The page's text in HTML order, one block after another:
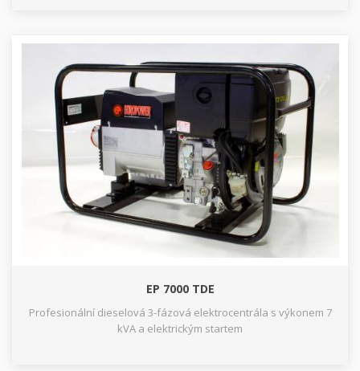
EP 7000 TDE
Profesionální dieselová 3-fázová elektrocentrála s výkonem 7
kVA a elektrickým startem